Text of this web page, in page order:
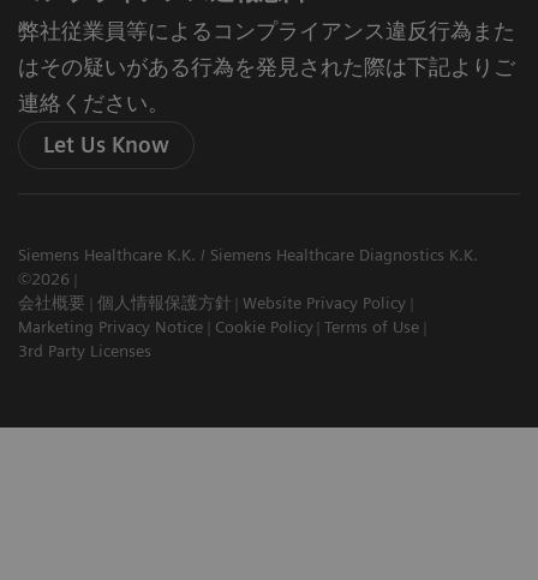
弊社従業員等によるコンプライアンス違反行為また
はその疑いがある行為を発見された際は下記よりご
連絡ください。
Let Us Know
Siemens Healthcare K.K. / Siemens Healthcare Diagnostics K.K.
©2026
会社概要
個人情報保護方針
Website Privacy Policy
Marketing Privacy Notice
Cookie Policy Terms of Use
3rd Party Licenses